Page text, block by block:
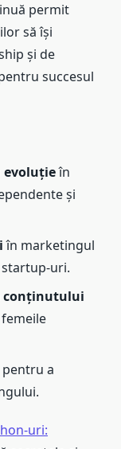
permit
să își
și de
succesul
în
și
în marketingul
uri.
conținutului
pentru a
uri: